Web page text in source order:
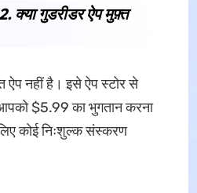
क्या गुडरीडर ऐप मुफ़्त
नहीं है। इसे ऐप स्टोर से
$5.99 का भुगतान करना
कोई निःशुल्क संस्करण